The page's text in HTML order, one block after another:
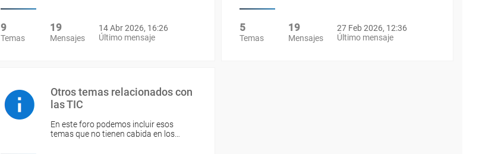
9
Temas
19
Mensajes
14 Abr 2026, 16:26
Último mensaje
5
Temas
19
Mensajes
27 Feb 2026, 12:36
Último mensaje
Otros temas relacionados con
las TIC
En este foro podemos incluir esos
temas que no tienen cabida en los…